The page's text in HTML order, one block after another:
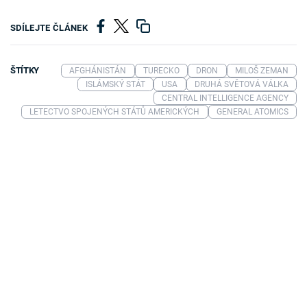
SDÍLEJTE ČLÁNEK
ŠTÍTKY AFGHÁNISTÁN TURECKO DRON
MILOŠ ZEMAN
ISLÁMSKÝ STÁT
USA
DRUHÁ SVĚTOVÁ VÁLKA
CENTRAL INTELLIGENCE AGENCY
LETECTVO SPOJENÝCH STÁTŮ AMERICKÝCH
GENERAL ATOMICS